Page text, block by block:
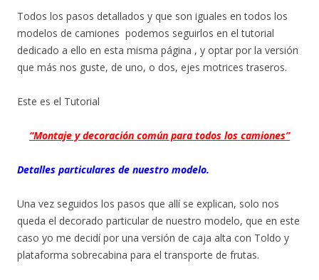
Todos los pasos detallados y que son iguales en todos los
modelos de camiones podemos seguirlos en el tutorial
dedicado a ello en esta misma página , y optar por la versión
que más nos guste, de uno, o dos, ejes motrices traseros.
Este es el Tutorial
“Montaje y decoración común para todos los camiones”
Detalles particulares de nuestro modelo.
Una vez seguidos los pasos que allí se explican, solo nos
queda el decorado particular de nuestro modelo, que en este
caso yo me decidí por una versión de caja alta con Toldo y
plataforma sobrecabina para el transporte de frutas.